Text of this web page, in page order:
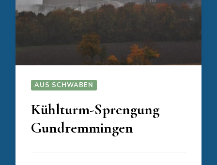
AUS SCHWABEN
Kühlturm-Sprengung
Gundremmingen